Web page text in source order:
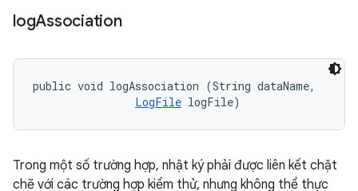
logAssociation
public void logAssociation (String dataName,
LogFile logFile)
Trong một số trường hợp, nhật ký phải được liên kết chặt
chẽ với các trường hợp kiểm thử, nhưng không thể thực